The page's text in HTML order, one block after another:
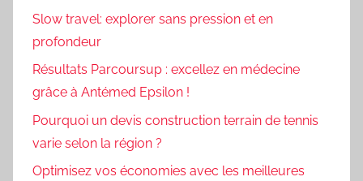
Slow travel: explorer sans pression et en
profondeur
Résultats Parcoursup : excellez en médecine
grâce à Antémed Epsilon !
Pourquoi un devis construction terrain de tennis
varie selon la région ?
Optimisez vos économies avec les meilleures